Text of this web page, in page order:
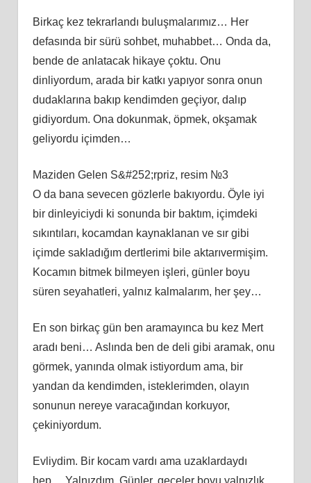
Birkaç kez tekrarlandı buluşmalarımız… Her
defasında bir sürü sohbet, muhabbet… Onda da,
bende de anlatacak hikaye çoktu. Onu
dinliyordum, arada bir katkı yapıyor sonra onun
dudaklarına bakıp kendimden geçiyor, dalıp
gidiyordum. Ona dokunmak, öpmek, okşamak
geliyordu içimden…
Maziden Gelen S&#252;rpriz, resim №3
O da bana sevecen gözlerle bakıyordu. Öyle iyi
bir dinleyiciydi ki sonunda bir baktım, içimdeki
sıkıntıları, kocamdan kaynaklanan ve sır gibi
içimde sakladığım dertlerimi bile aktarıvermişim.
Kocamın bitmek bilmeyen işleri, günler boyu
süren seyahatleri, yalnız kalmalarım, her şey…
En son birkaç gün ben aramayınca bu kez Mert
aradı beni… Aslında ben de deli gibi aramak, onu
görmek, yanında olmak istiyordum ama, bir
yandan da kendimden, isteklerimden, olayın
sonunun nereye varacağından korkuyor,
çekiniyordum.
Evliydim. Bir kocam vardı ama uzaklardaydı
hep… Yalnızdım. Günler, geceler boyu yalnızlık,